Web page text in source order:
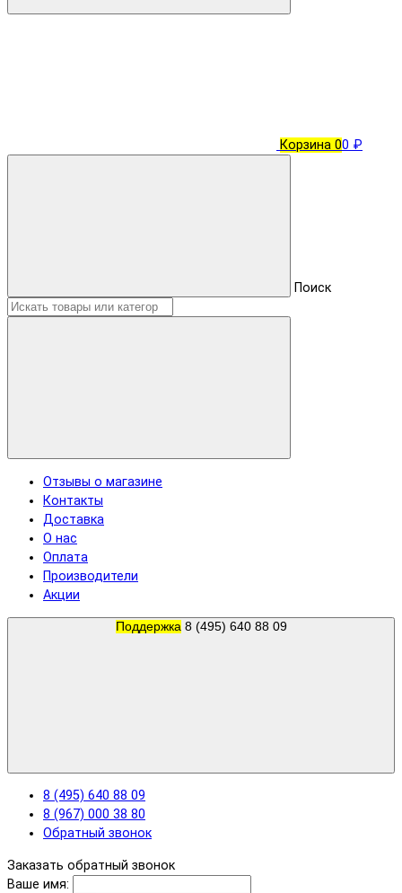
Корзина 00 ₽
Поиск
Отзывы о магазине
Контакты
Доставка
О нас
Оплата
Производители
Акции
Поддержка 8 (495) 640 88 09
8 (495) 640 88 09
8 (967) 000 38 80
Обратный звонок
Заказать обратный звонок
Ваше имя: